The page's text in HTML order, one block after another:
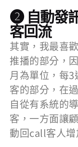
❷ 自動發
客回流
其實，我最喜
推播的部分，
月為單位，每
客的部分，在
自從有系統的
客，一方面讓
動回call客人增